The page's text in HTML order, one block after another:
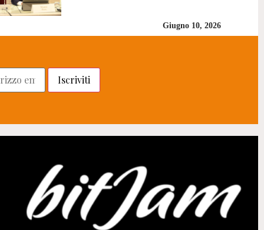
Giugno 10, 2026